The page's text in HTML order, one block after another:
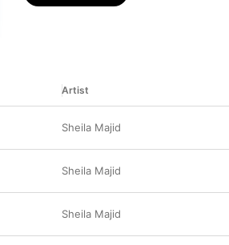
Artist
Sheila Majid
Sheila Majid
Sheila Majid